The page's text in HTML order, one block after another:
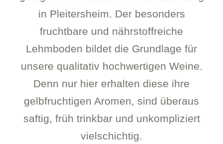
in Pleitersheim. Der besonders
fruchtbare und nährstoffreiche
Lehmboden bildet die Grundlage für
unsere qualitativ hochwertigen Weine.
Denn nur hier erhalten diese ihre
gelbfruchtigen Aromen, sind überaus
saftig, früh trinkbar und unkompliziert
vielschichtig.